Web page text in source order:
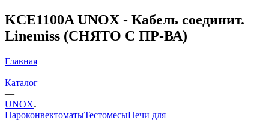
KCE1100A UNOX - Кабель соединит.
Linemiss (СНЯТО С ПР-ВА)
Главная
—
Каталог
—
UNOX
ПароконвектоматыТестомесыПечи для